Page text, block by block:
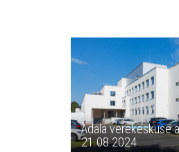
Ädala verekeskuse
21.08.2024